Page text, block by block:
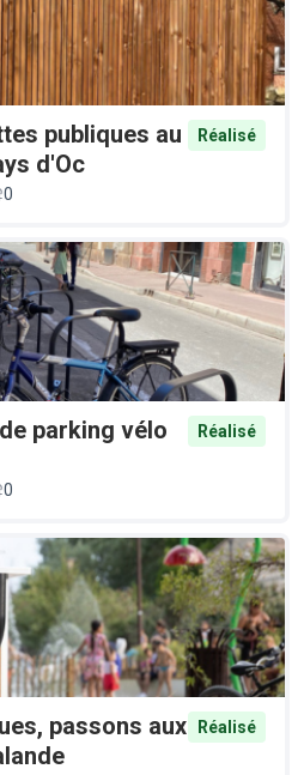
publiques au
d'Oc
Réalisé
0
parking vélo
Réalisé
0
passons aux
Réalisé